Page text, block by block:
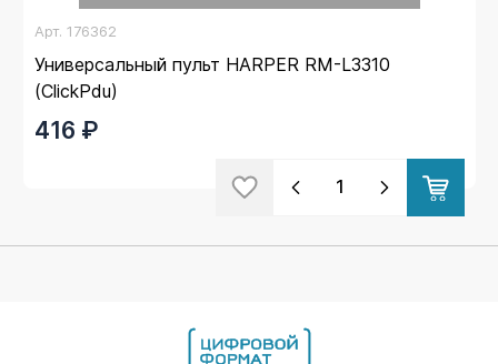
Арт. 176362
Универсальный пульт HARPER RM-L3310
(ClickPdu)
416 ₽